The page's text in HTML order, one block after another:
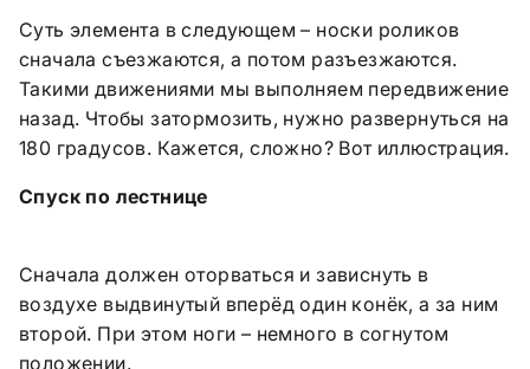
Суть элемента в следующем – носки роликов
сначала съезжаются, а потом разъезжаются.
Такими движениями мы выполняем передвижение
назад. Чтобы затормозить, нужно развернуться на
180 градусов. Кажется, сложно? Вот иллюстрация.
Спуск по лестнице
Сначаладолжен оторваться и зависнуть в
воздухе выдвинутый вперёд один конёк, а за ним
второй. При этом ноги – немного в согнутом
положении.